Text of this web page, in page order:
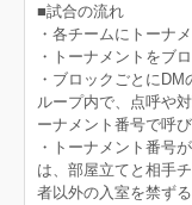
■試合の流れ
・各チームにトーナ
・トーナメントをブ
・ブロックごとに
ループ内で、点呼や
ーナメント番号で呼
・トーナメント番号
は、部屋立てと相手
者以外の入室を禁ず